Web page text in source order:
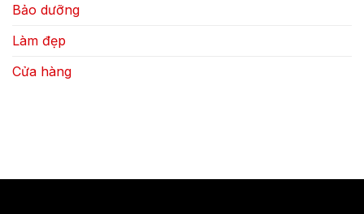
Bảo dưỡng
Làm đẹp
Cửa hàng